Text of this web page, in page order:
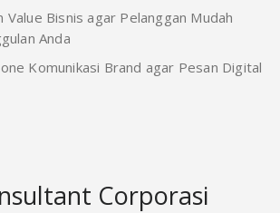
Value Bisnis agar Pelanggan Mudah
Anda
Komunikasi Brand agar Pesan Digital
Corporasi